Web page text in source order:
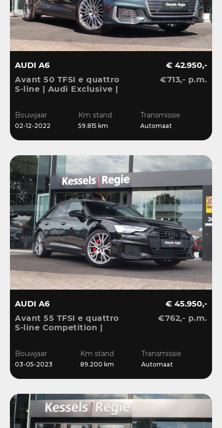
AUDI A6
Avant 50 TFSI e quattro
S-line | Audi Exclusive |
| Blis | CarPlay
€ 42.950,-
€713,- p.m.
Bouwjaar
02-12-2022
Km stand
59.815 km
Transmissie
Automaat
AUDI A6
Avant 55 TFSI e quattro
S-line Competition |
Ambient | Matrix | ACC |
Blis | Keyless
€ 45.950,-
€762,- p.m.
Bouwjaar
03-05-2023
Km stand
89.200 km
Transmissie
Automaat